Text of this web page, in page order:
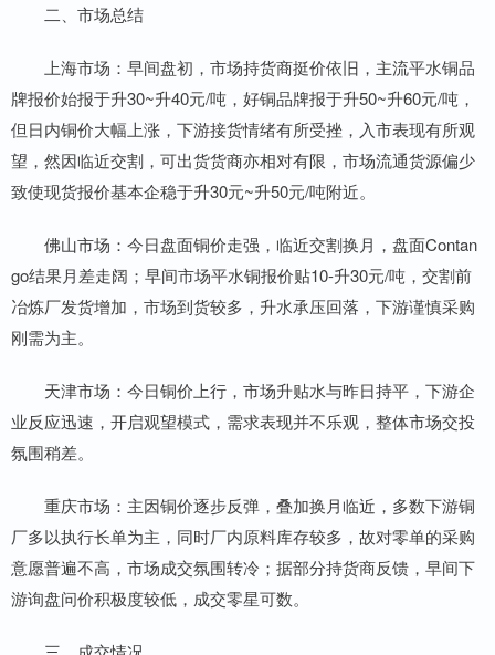
二、市场总结
上海市场：早间盘初，市场持货商挺价依旧，主流平水铜品
牌报价始报于升30~升40元/吨，好铜品牌报于升50~升60元/吨，
但日内铜价大幅上涨，下游接货情绪有所受挫，入市表现有所观
望，然因临近交割，可出货货商亦相对有限，市场流通货源偏少
致使现货报价基本企稳于升30元~升50元/吨附近。
佛山市场：今日盘面铜价走强，临近交割换月，盘面Contan
go结果月差走阔；早间市场平水铜报价贴10-升30元/吨，交割前
冶炼厂发货增加，市场到货较多，升水承压回落，下游谨慎采购
刚需为主。
天津市场：今日铜价上行，市场升贴水与昨日持平，下游企
业反应迅速，开启观望模式，需求表现并不乐观，整体市场交投
氛围稍差。
重庆市场：主因铜价逐步反弹，叠加换月临近，多数下游铜
厂多以执行长单为主，同时厂内原料库存较多，故对零单的采购
意愿普遍不高，市场成交氛围转冷；据部分持货商反馈，早间下
游询盘问价积极度较低，成交零星可数。